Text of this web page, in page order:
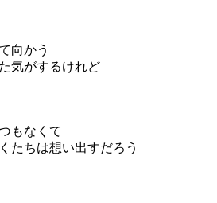
向かう
気がするけれど
もなくて
ちは想い出すだろう